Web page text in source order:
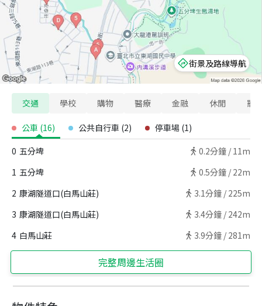
街景及路線導航
交通 學校 購物 醫療 金融 休閒 寵
公車 (16) 公共自行車 (2) 停車場 (1)
0 五分埤 0.2分鐘 / 11m
1 五分埤 0.5分鐘 / 22m
2 康湖隧道口(白馬山莊) 3.1分鐘 / 225m
3 康湖隧道口(白馬山莊) 3.4分鐘 / 242m
4 白馬山莊 3.9分鐘 / 281m
完整周邊生活圈